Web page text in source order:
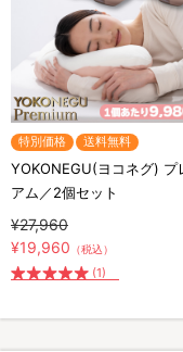
特別価格 送料無料
YOKONEGU(ヨコネグ) プ
アム／2個セット
¥27,960
¥19,960 （税込）
(1)